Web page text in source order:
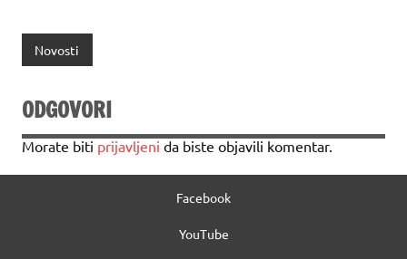
Novosti
ODGOVORI
Morate biti prijavljeni da biste objavili komentar.
Facebook
YouTube